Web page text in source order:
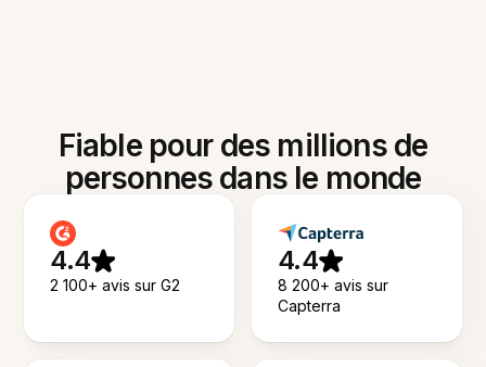
Fiable pour des millions de
personnes dans le monde
4.4
2 100+ avis sur G2
4.4
8 200+ avis sur
Capterra